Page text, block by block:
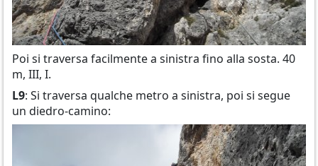
Poi si traversa facilmente a sinistra fino alla sosta. 40
m, III, I.
L9: Si traversa qualche metro a sinistra, poi si segue
un diedro-camino: